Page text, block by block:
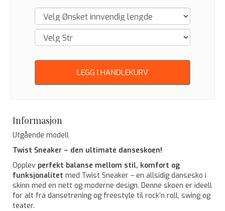
LEGG I HANDLEKURV
Informasjon
Utgående modell
Twist Sneaker – den ultimate danseskoen!
Opplev perfekt balanse mellom stil, komfort og
funksjonalitet med Twist Sneaker – en allsidig dansesko i
skinn med en nett og moderne design. Denne skoen er ideell
for alt fra dansetrening og freestyle til rock’n roll, swing og
teater.